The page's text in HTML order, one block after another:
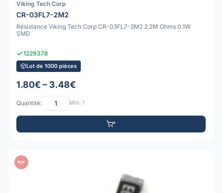
Viking Tech Corp
CR-03FL7-2M2
Résistance Viking Tech Corp CR-03FL7-2M2 2.2M Ohms 0.1W
SMD
1229378
Lot de 1000 pièces
1.80€ – 3.48€
Quantité: Min: 1
PDF